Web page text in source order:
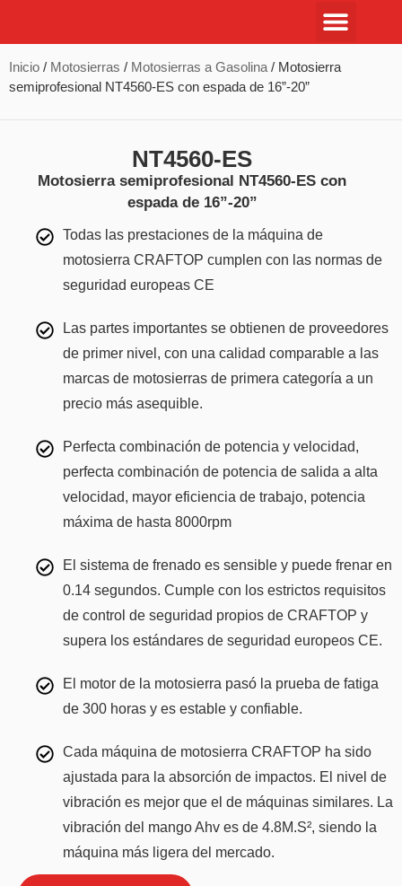
Inicio / Motosierras / Motosierras a Gasolina / Motosierra
semiprofesional NT4560-ES con espada de 16”-20”
NT4560-ES
Motosierra semiprofesional NT4560-ES con
espada de 16”-20”
Todas las prestaciones de la máquina de
motosierra CRAFTOP cumplen con las normas de
seguridad europeas CE
Las partes importantes se obtienen de proveedores
de primer nivel, con una calidad comparable a las
marcas de motosierras de primera categoría a un
precio más asequible.
Perfecta combinación de potencia y velocidad,
perfecta combinación de potencia de salida a alta
velocidad, mayor eficiencia de trabajo, potencia
máxima de hasta 8000rpm
El sistema de frenado es sensible y puede frenar en
0.14 segundos. Cumple con los estrictos requisitos
de control de seguridad propios de CRAFTOP y
supera los estándares de seguridad europeos CE.
El motor de la motosierra pasó la prueba de fatiga
de 300 horas y es estable y confiable.
Cada máquina de motosierra CRAFTOP ha sido
ajustada para la absorción de impactos. El nivel de
vibración es mejor que el de máquinas similares. La
vibración del mango Ahv es de 4.8M.S², siendo la
máquina más ligera del mercado.